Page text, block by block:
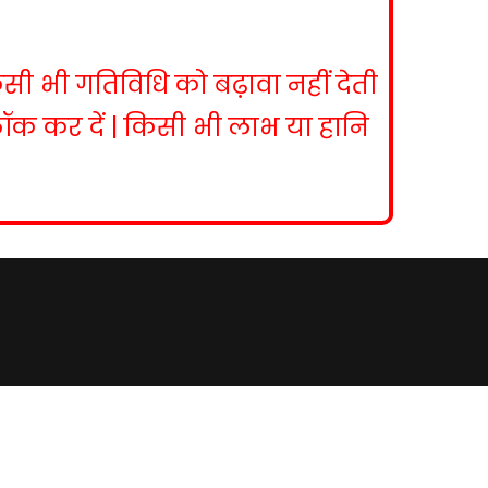
भी गतिविधि को बढ़ावा नहीं देती
कर दें | किसी भी लाभ या हानि